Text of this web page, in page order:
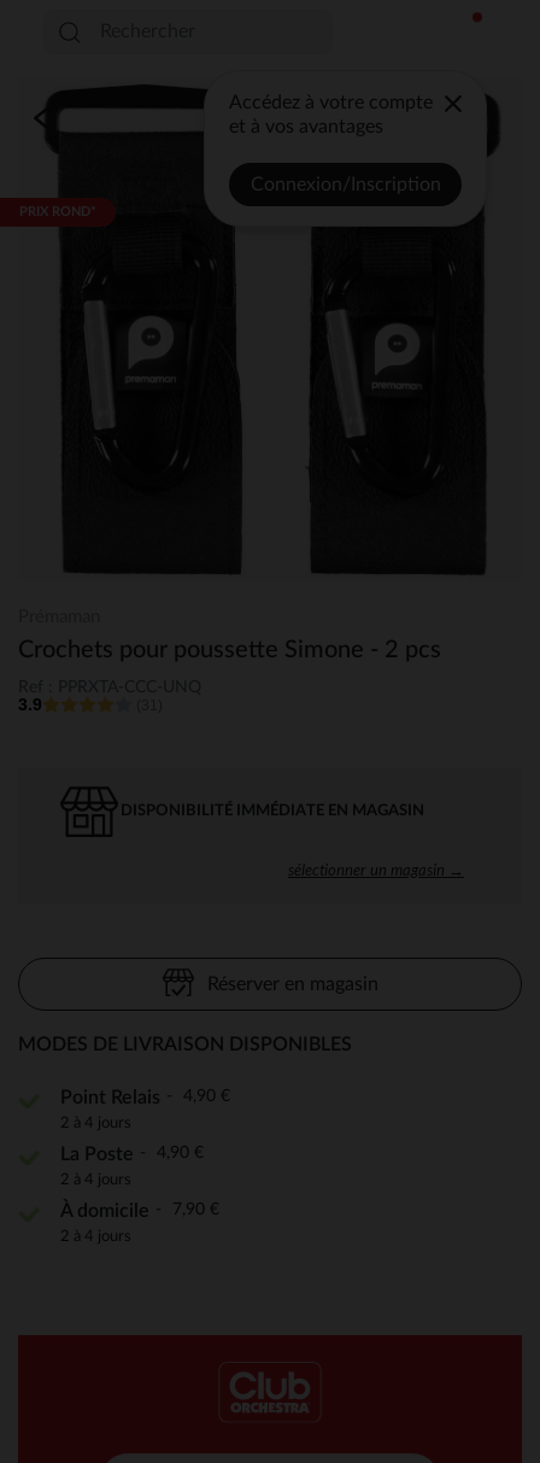
Accédez à votre compte
et à vos avantages
Connexion/Inscription
PRIX ROND*
Crochets pour poussette Simone - 2 pcs
3.9
DISPONIBILITÉ IMMÉDIATE EN MAGASIN
sélectionner un magasin →
Réserver en magasin
MODES DE LIVRAISON DISPONIBLES
Point Relais 4,90 €
2 à 4 jours
La Poste 4,90 €
2 à 4 jours
À domicile 7,90 €
2 à 4 jours